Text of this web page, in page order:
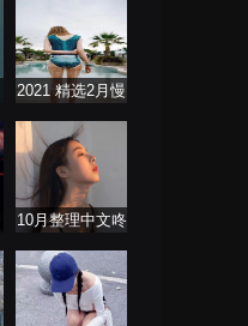
2021 精选2月慢
10月整理中文咚